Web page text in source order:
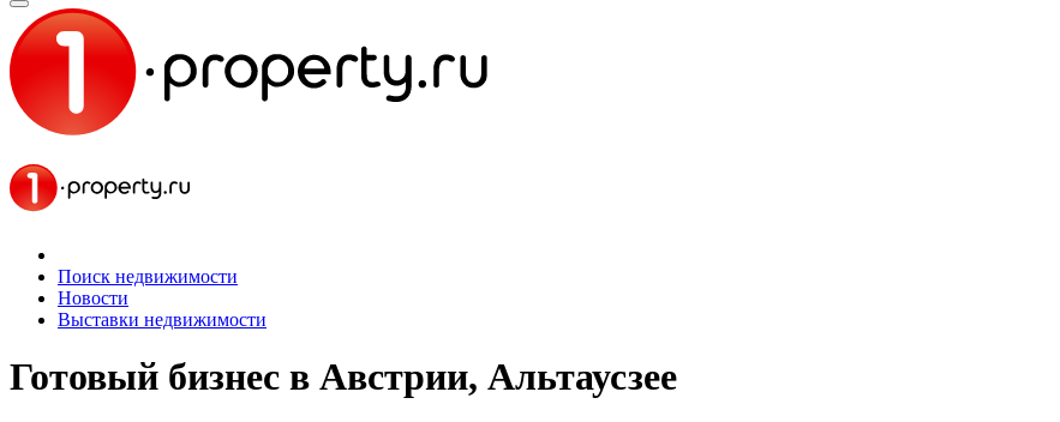
Поиск недвижимости
Новости
Выставки недвижимости
Готовый бизнес в Австрии, Альтаусзее